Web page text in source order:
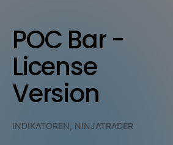
POC Bar -
License
Version
INDIKATOREN, NINJATRADER